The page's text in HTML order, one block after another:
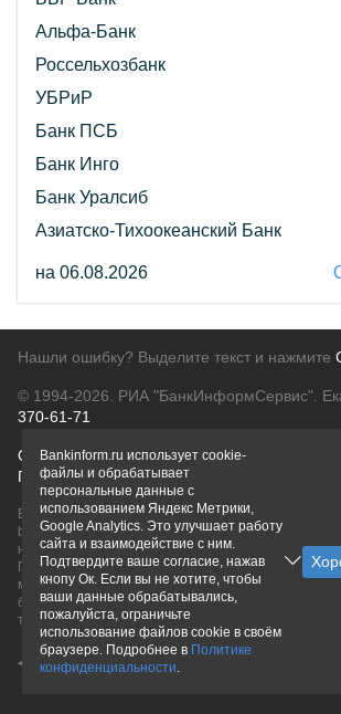
Альфа-Банк
Россельхозбанк
УБРиР
Банк ПСБ
Банк Инго
Банк Уралсиб
Азиатско-Тихоокеанский Банк
на 06.08.2026
Нашли ошибку? Выделите текст и нажмите
© 1994-2026. РИА "БанкИнформСервис".
370-61-71
О проектеПолитика конфиденциальности
Правовая информацияДля рекламодателей
Вся информация о продуктах банков,
bankinform.ru, носит исключительно
не является публичной офертой, определяемой
ГК РФ. Информация не содержит точного и
может быть изменена. Конечные условия
банков или при личном обращении.
товарные знаки принадлежит их
Bankinform.ru использует cookie-
файлы и обрабатывает
персональные данные с
использованием Яндекс Метрики,
Google Analytics. Это улучшает работу
сайта и взаимодействие с ним.
Подтвердите ваше согласие, нажав
кнопу Ок. Если вы не хотите, чтобы
ваши данные обрабатывались,
пожалуйста, ограничьте
использование файлов cookie в своём
браузере. Подробнее в Политике
конфиденциальности.